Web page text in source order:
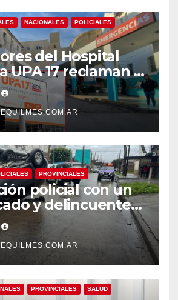
NACIONALES POLICIALES
del Hospital
UPA 17 reclaman el
de becarios y
PROVINCIALES
policial con un
y delincuentes
en San Francisco
PROVINCIALES SALUD